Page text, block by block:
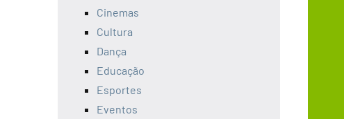
Cinemas
Cultura
Dança
Educação
Esportes
Eventos